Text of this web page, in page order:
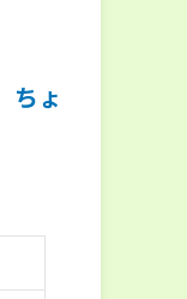
ちょ